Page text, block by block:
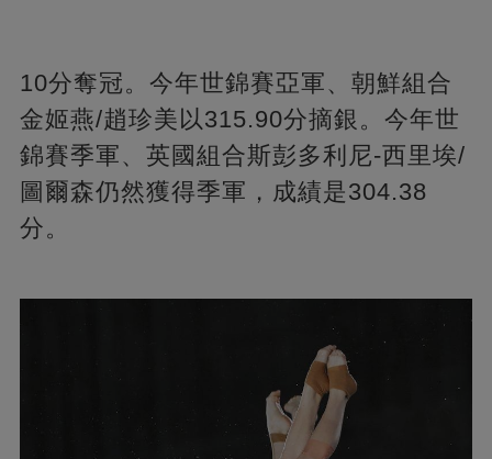
10分奪冠。今年世錦賽亞軍、朝鮮組合
金姬燕/趙珍美以315.90分摘銀。今年世
錦賽季軍、英國組合斯彭多利尼-西里埃/
圖爾森仍然獲得季軍，成績是304.38
分。